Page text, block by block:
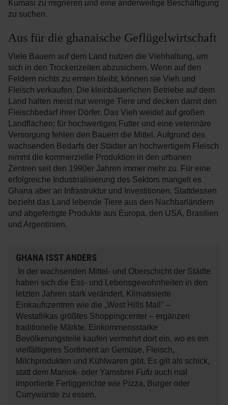
Kumasi zu migrieren und eine anderweitige Beschäftigung
zu suchen.
Aus für die ghanaische Geflügelwirtschaft
Viele Bauern auf dem Land nutzen die Viehhaltung, um
sich in den Trockenzeiten abzusichern. Wenn auf den
Feldern nichts zu ernten bleibt, können sie Vieh und
Fleisch verkaufen. Die kleinbäuerlichen Betriebe auf dem
Land halten meist nur wenige Tiere und decken damit den
Fleischbedarf ihrer Dörfer. Das Vieh weidet auf großen
Landflächen; für hochwertiges Futter und eine veterinäre
Versorgung fehlen den Bauern die Mittel. Aufgrund des
wachsenden Bedarfs der Städter an hochwertigem Fleisch
nimmt die kommerzielle Produktion in den urbanen
Zentren seit den 1990er Jahren immer mehr zu. Für eine
erfolgreiche Industrialisierung des Sektors mangelt es
Ghana aber an Infrastruktur und Investitionen. Stattdessen
bezieht das Land lebende Tiere aus den Nachbarländern
und abgefertigte Produkte aus Europa, den USA, Brasilien
und Argentinien.
GHANA ISST ANDERS
In der wachsenden Mittel- und Oberschicht der Städte
haben sich die Ess- und Lebensgewohnheiten in den
letzten Jahren stark verändert. Klimatisierte
Einkaufszentren wie die „West Hills Mall" –
Westafrikas größtes Shoppingcenter – ergänzen
traditionelle Märkte. Einkommensstarke
Bevölkerungsteile kaufen vermehrt dort ein, wo es ein
vielfältigeres Sortiment an Gemüse, Fleisch,
Milchprodukten und Kühlwaren gibt. Es gilt als schick,
statt dem Maniok- oder Yamsbrei Fufu auch mal
importierte Fertiggerichte wie Pizza, Burger oder
Currywürste zu essen.